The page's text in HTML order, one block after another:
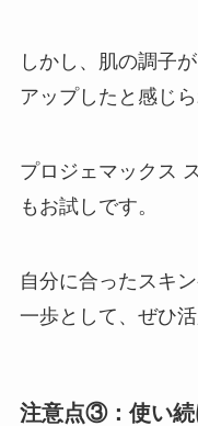
しかし、肌の調子
アップしたと感じ
プロジェマックス
もお試しです。
自分に合ったスキ
一歩として、ぜひ
注意点③：使い続